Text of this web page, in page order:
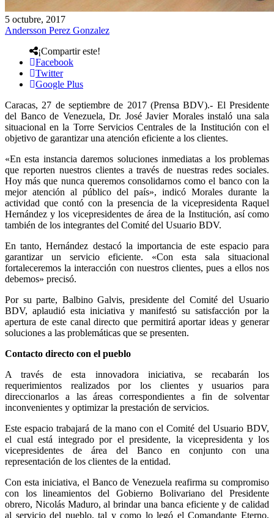
5 octubre, 2017
Andersson Perez Gonzalez
¡Compartir este!
Facebook
Twitter
Google Plus
Caracas, 27 de septiembre de 2017 (Prensa BDV).- El Presidente
del Banco de Venezuela, Dr. José Javier Morales instaló una sala
situacional en la Torre Servicios Centrales de la Institución con el
objetivo de garantizar una atención eficiente a los clientes.
«En esta instancia daremos soluciones inmediatas a los problemas
que reporten nuestros clientes a través de nuestras redes sociales.
Hoy más que nunca queremos consolidarnos como el banco con la
mejor atención al público del país», indicó Morales durante la
actividad que contó con la presencia de la vicepresidenta Raquel
Hernández y los vicepresidentes de área de la Institución, así como
también de los integrantes del Comité del Usuario BDV.
En tanto, Hernández destacó la importancia de este espacio para
garantizar un servicio eficiente. «Con esta sala situacional
fortaleceremos la interacción con nuestros clientes, pues a ellos nos
debemos» precisó.
Por su parte, Balbino Galvis, presidente del Comité del Usuario
BDV, aplaudió esta iniciativa y manifestó su satisfacción por la
apertura de este canal directo que permitirá aportar ideas y generar
soluciones a las problemáticas que se presenten.
Contacto directo con el pueblo
A través de esta innovadora iniciativa, se recabarán los
requerimientos realizados por los clientes y usuarios para
direccionarlos a las áreas correspondientes a fin de solventar
inconvenientes y optimizar la prestación de servicios.
Este espacio trabajará de la mano con el Comité del Usuario BDV,
el cual está integrado por el presidente, la vicepresidenta y los
vicepresidentes de área del Banco en conjunto con una
representación de los clientes de la entidad.
Con esta iniciativa, el Banco de Venezuela reafirma su compromiso
con los lineamientos del Gobierno Bolivariano del Presidente
obrero, Nicolás Maduro, al brindar una banca eficiente y de calidad
al servicio del pueblo, tal y como lo legó el Comandante Eterno,